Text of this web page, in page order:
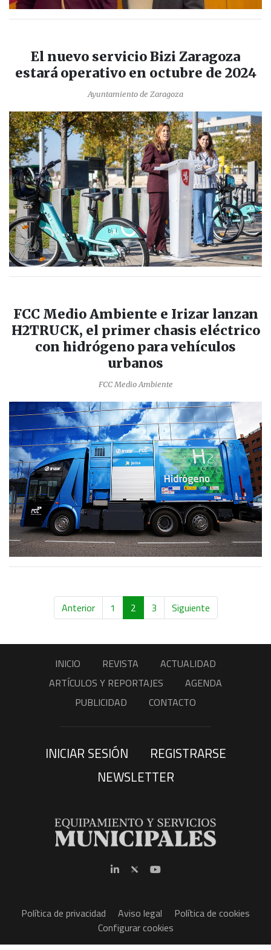
El nuevo servicio Bizi Zaragoza
estará operativo en octubre de 2024
Ayuntamiento de Zaragoza
FCC Medio Ambiente e Irizar lanzan
H2TRUCK, el primer chasis eléctrico
con hidrógeno para vehículos
urbanos
FCC Medio Ambiente
Anterior 1 2 3 Siguiente
INICIO REVISTA
ACTUALIDAD
ARTÍCULOS Y REPORTAJES
AGENDA
PUBLICIDAD
CONTACTO
INICIAR SESIÓN
REGISTRARSE
NEWSLETTER
Política de privacidad Aviso legal
Política de cookies
Configurar cookies